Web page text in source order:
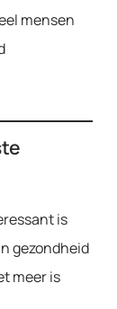
mensen
is
gezondheid
meer is